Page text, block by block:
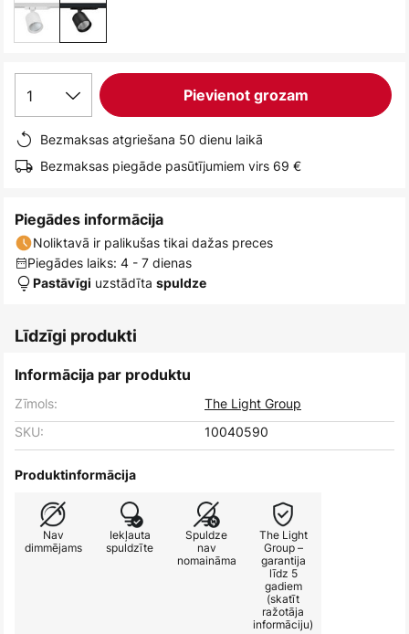
1 Pievienot grozam
Bezmaksas atgriešana 50 dienu laikā
Bezmaksas piegāde pasūtījumiem virs 69 €
Piegādes informācija
Noliktavā ir palikušas tikai dažas preces
Piegādes laiks: 4 - 7 dienas
Pastāvīgi uzstādīta spuldze
Līdzīgi produkti
Informācija par produktu
Zīmols:
The Light Group
SKU:
10040590
Produktinformācija
Nav
dimmējams
Iekļauta
spuldzīte
Spuldze
nav
nomaināma
The Light
Group –
garantija
līdz 5
gadiem
(skatīt
ražotāja
informāciju)